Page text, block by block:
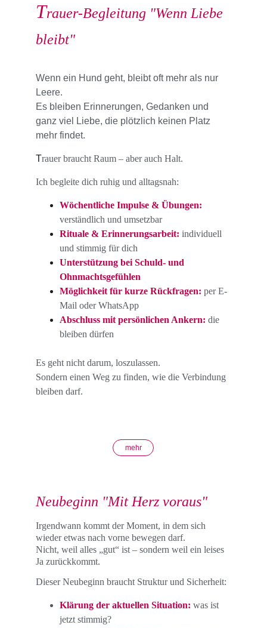
Trauer-Begleitung "Wenn Liebe
bleibt"
Wenn ein Hund geht, bleibt oft mehr als nur
Leere.
Es bleiben Erinnerungen, Gedanken und
ganz viel Liebe, die plötzlich keinen Platz
mehr findet.
Trauer braucht Raum – aber auch Halt.
Ich begleite dich ruhig und alltagsnah:
Wöchentliche Impulse & Übungen:
verständlich und umsetzbar
Rituale & Erinnerungsarbeit: individuell
und stimmig für dich
Unterstützung bei Schuld- und
Ohnmachtsgefühlen
Möglichkeit für kurze Rückfragen: per E-
Mail oder WhatsApp
Abschluss mit persönlichen Ankern: die
bleiben dürfen
Es geht nicht darum, loszulassen.
Sondern einen Weg zu finden, wie die Verbindung
bleiben darf.
mehr
Neubeginn "Mit Herz voraus"
Irgendwann kommt der Moment, in dem sich
wieder etwas nach vorne bewegen darf.
Nicht, weil alles „gut“ ist – sondern weil ein leises
Ja zurückkommt.
Dieser Neubeginn braucht Struktur und Sicherheit:
Klärung der aktuellen Situation: was ist
jetzt stimmig?